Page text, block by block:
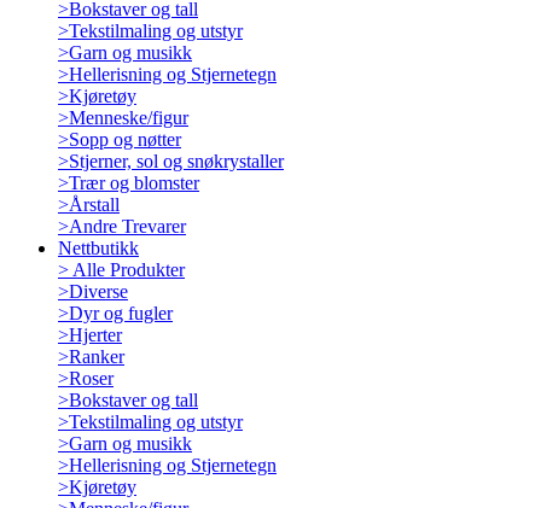
>Bokstaver og tall
>Tekstilmaling og utstyr
>Garn og musikk
>Hellerisning og Stjernetegn
>Kjøretøy
>Menneske/figur
>Sopp og nøtter
>Stjerner, sol og snøkrystaller
>Trær og blomster
>Årstall
>Andre Trevarer
Nettbutikk
> Alle Produkter
>Diverse
>Dyr og fugler
>Hjerter
>Ranker
>Roser
>Bokstaver og tall
>Tekstilmaling og utstyr
>Garn og musikk
>Hellerisning og Stjernetegn
>Kjøretøy